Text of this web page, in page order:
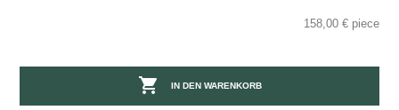
158,00 € piece
 IN DEN WARENKORB